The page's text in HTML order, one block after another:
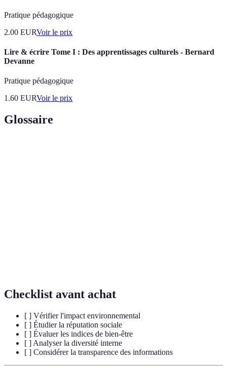
Pratique pédagogique
2.00 EURVoir le prix
Lire & écrire Tome I : Des apprentissages culturels - Bernard
Devanne
Pratique pédagogique
1.60 EURVoir le prix
Glossaire
Checklist avant achat
[ ] Vérifier l'impact environnemental
[ ] Étudier la réputation sociale
[ ] Évaluer les indices de bien-être
[ ] Analyser la diversité interne
[ ] Considérer la transparence des informations